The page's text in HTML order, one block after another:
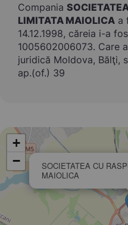
Compania
LIMITATA MAIOLICAa
14.12.1998, căreia i-a
1005602006073. Care
juridică Moldova, Bălţi,
ap.(of.) 39
SOCIETATEA CU
MAIOLICA
+
−